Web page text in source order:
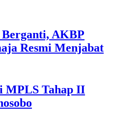
Berganti, AKBP
Resmi Menjabat
MPLS Tahap II